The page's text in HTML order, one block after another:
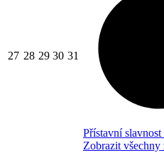
27 28 29 30 31
Přístavní
Zobrazit všechny